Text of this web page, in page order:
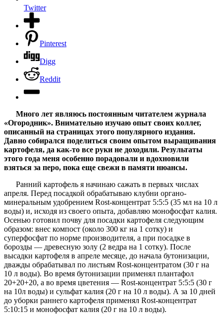
Twitter
Pinterest
Digg
Reddit
Много лет являюсь постоянным читателем журнала
«Огородник». Внимательно изучаю опыт своих коллег,
описанный на страницах этого популярного издания.
Давно собирался поделиться своим опытом выращивания
картофеля, да как-то все руки не доходили. Результаты
этого года меня особенно порадовали и вдохновили
взяться за перо, пока еще свежи в памяти нюансы.
Ранний картофель я начинаю сажать в первых числах
апреля. Перед посадкой обрабатываю клубни органо-
минеральным удобрением Rost-концентрат 5:5:5 (35 мл на 10 л
воды) и, исходя из своего опыта, добавляю монофосфат калия.
Осенью готовил почву для посадки картофеля следующим
образом: внес компост (около 300 кг на 1 сотку) и
суперфосфат по норме производителя, а при посадке в
борозды — древесную золу (2 ведра на 1 сотку). После
высадки картофеля в апреле месяце, до начала бутонизации,
дважды обрабатывал по листьям Rost-концентратом (30 г на
10 л воды). Во время бутонизации применял плантафол
20+20+20, а во время цветения — Rost-концентрат 5:5:5 (30 г
на 10л воды) и сульфат калия (20 г на 10 л воды). А за 10 дней
до уборки раннего картофеля применял Rost-концентрат
5:10:15 и монофосфат калия (20 г на 10 л воды).